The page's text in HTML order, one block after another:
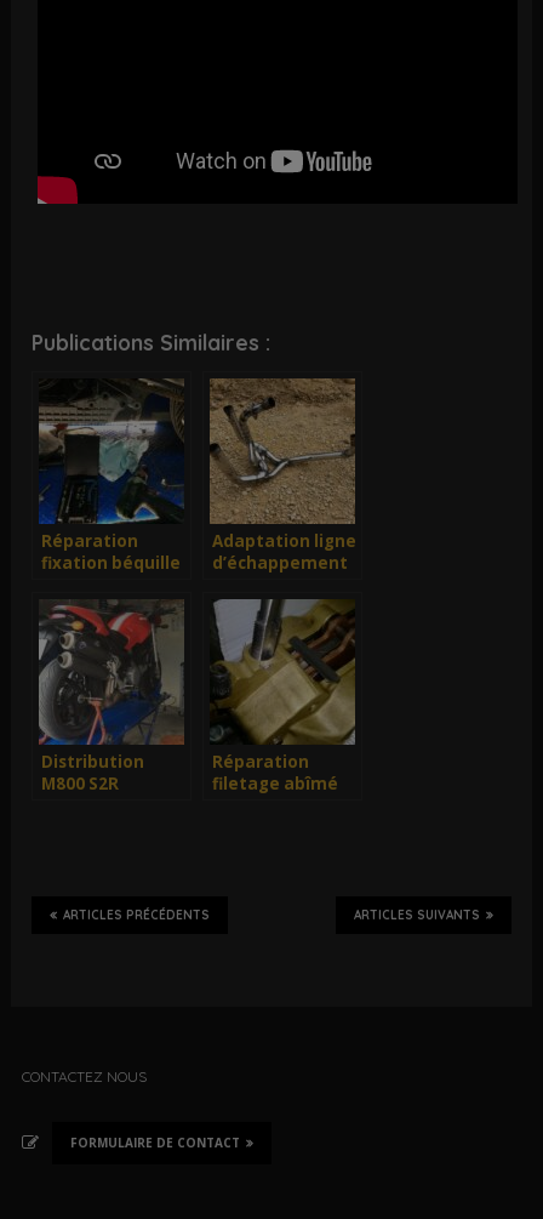
Publications Similaires :
Réparation
fixation béquille
Adaptation ligne
d’échappement
Distribution
M800 S2R
Réparation
filetage abîmé
ARTICLES SUIVANTS
ARTICLES PRÉCÉDENTS
CONTACTEZ NOUS
FORMULAIRE DE CONTACT